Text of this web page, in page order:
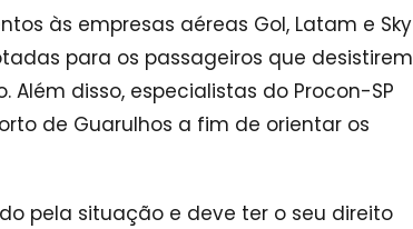
às empresas aéreas Gol, Latam e Sky
para os passageiros que desistirem
disso, especialistas do Procon-SP
de Guarulhos a fim de orientar os
pela situação e deve ter o seu direito